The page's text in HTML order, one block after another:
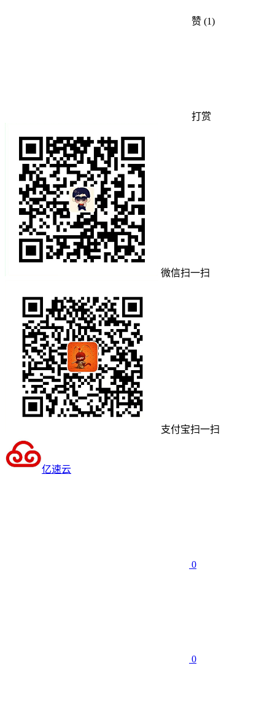
赞 (1)
打赏
微信扫一扫
支付宝扫一扫
亿速云
0
0